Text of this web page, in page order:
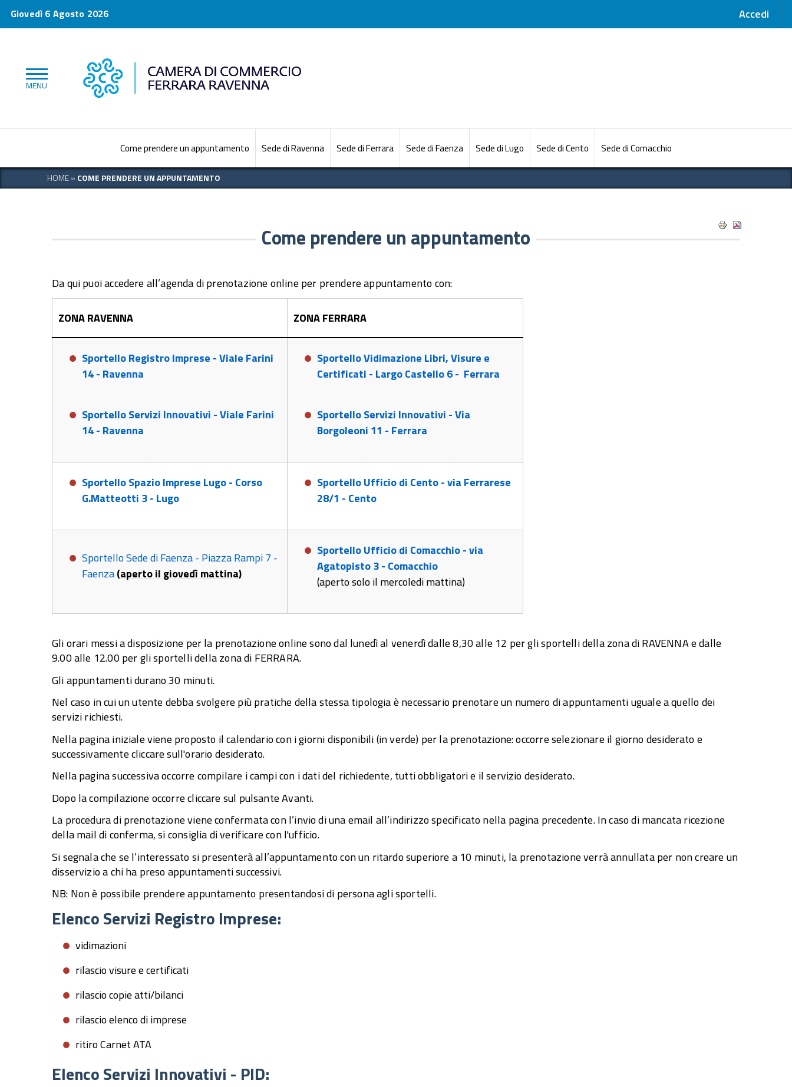
Giovedì 6 Agosto 2026 Accedi
Come prendere un appuntamento Sede di Ravenna Sede di Ferrara Sede di Faenza Sede di Lugo Sede di Cento Sede di Comacchio
HOME» COME PRENDERE UN APPUNTAMENTO
Come prendere un appuntamento
Da qui puoi accedere all’agenda di prenotazione online per prendere appuntamento con:
ZONA RAVENNA ZONA FERRARA
Sportello Registro Imprese - Viale Farini
14 - Ravenna
Sportello Servizi Innovativi - Viale Farini
14 - Ravenna
Sportello Vidimazione Libri, Visure e
Certificati - Largo Castello 6 - Ferrara
Sportello Servizi Innovativi - Via
Borgoleoni 11 - Ferrara
Sportello Spazio Imprese Lugo - Corso
G.Matteotti 3 - Lugo
Sportello Ufficio di Cento - via Ferrarese
28/1 - Cento
Sportello Sede di Faenza - Piazza Rampi 7 -
Faenza(aperto il giovedì mattina)
Sportello Ufficio di Comacchio - via
Agatopisto 3 - Comacchio
(aperto solo il mercoledi mattina)
Gli orari messi a disposizione per la prenotazione online sono dal lunedì al venerdì dalle 8,30 alle 12 per gli sportelli della zona di RAVENNA e dalle
9.00 alle 12.00 per gli sportelli della zona di FERRARA.
Gli appuntamenti durano 30 minuti.
Nel caso in cui un utente debba svolgere più pratiche della stessa tipologia è necessario prenotare un numero di appuntamenti uguale a quello dei
servizi richiesti.
Nella pagina iniziale viene proposto il calendario con i giorni disponibili (in verde) per la prenotazione: occorre selezionare il giorno desiderato e
successivamente cliccare sull'orario desiderato.
Nella pagina successiva occorre compilare i campi con i dati del richiedente, tutti obbligatori e il servizio desiderato.
Dopo la compilazione occorre cliccare sul pulsante Avanti.
La procedura di prenotazione viene confermata con l’invio di una email all’indirizzo specificato nella pagina precedente. In caso di mancata ricezione
della mail di conferma, si consiglia di verificare con l'ufficio.
Si segnala che se l’interessato si presenterà all’appuntamento con un ritardo superiore a 10 minuti, la prenotazione verrà annullata per non creare un
disservizio a chi ha preso appuntamenti successivi.
NB: Non è possibile prendere appuntamento presentandosi di persona agli sportelli.
Elenco Servizi Registro Imprese:
vidimazioni
rilascio visure e certificati
rilascio copie atti/bilanci
rilascio elenco di imprese
ritiro Carnet ATA
Elenco Servizi Innovativi - PID: